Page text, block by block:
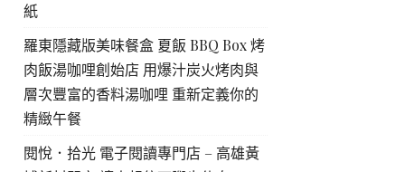
紙
羅東隱藏版美味餐盒 夏飯 BBQ Box 烤
肉飯湯咖哩創始店 用爆汁炭火烤肉與
層次豐富的香料湯咖哩 重新定義你的
精緻午餐
閱悅．拾光 電子閱讀專門店 – 高雄黃